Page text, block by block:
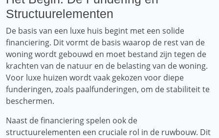
Structuurelementen
De basis van een luxe huis begint met een solide
financiering. Dit vormt de basis waarop de rest van de
woning wordt gebouwd en moet bestand zijn tegen de
krachten van de natuur en de belasting van de woning.
Voor luxe huizen wordt vaak gekozen voor diepe
funderingen, zoals paalfunderingen, om de stabiliteit te
beschermen.
Naast de financiering spelen ook de
structuurelementen een cruciale rol in de ruwbouw. Dit